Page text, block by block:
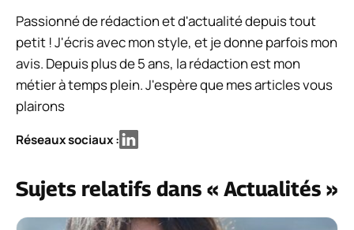
Passionné de rédaction et d'actualité depuis tout
petit ! J'écris avec mon style, et je donne parfois mon
avis. Depuis plus de 5 ans, la rédaction est mon
métier à temps plein. J'espère que mes articles vous
plairons
Réseaux sociaux :
Sujets relatifs dans « Actualités »